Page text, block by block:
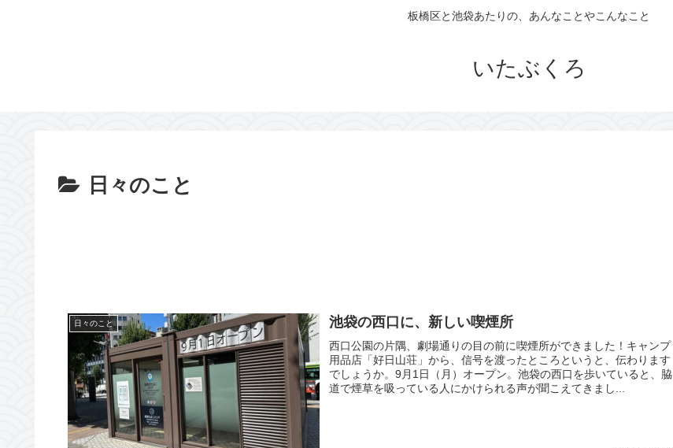
板橋区と池袋あたりの、あんなことやこんなこと
いたぶくろ
日々のこと
日々のこと 池袋の西口に、新しい喫煙所
西口公園の片隅、劇場通りの目の前に喫煙所ができました！キャンプ
用品店「好日山荘」から、信号を渡ったところというと、伝わります
でしょうか。9月1日（月）オープン。池袋の西口を歩いていると、脇
道で煙草を吸っている人にかけられる声が聞こえてきまし...